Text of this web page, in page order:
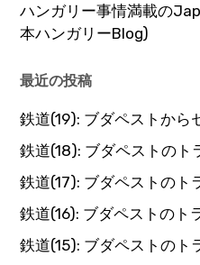
ハンガリー事情満載の
本ハンガリーBlog)
最近の投稿
鉄道(19): ブダペストから
鉄道(18): ブダペストのト
鉄道(17): ブダペストの
鉄道(16): ブダペストのト
鉄道(15): ブダペストの